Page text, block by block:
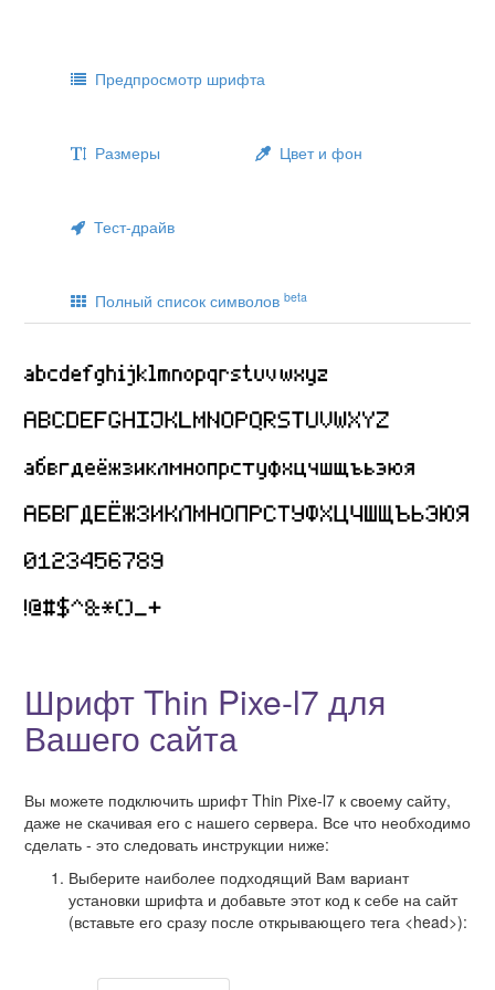
Предпросмотр шрифта
Размеры Цвет и фон
Тест-драйв
Полный список символов beta
Шрифт Thin Pixe-l7 для
Вашего сайта
Вы можете подключить шрифт Thin Pixe-l7 к своему сайту,
даже не скачивая его с нашего сервера. Все что необходимо
сделать - это следовать инструкции ниже:
Выберите наиболее подходящий Вам вариант
установки шрифта и добавьте этот код к себе на сайт
(вставьте его сразу после открывающего тега <head>):